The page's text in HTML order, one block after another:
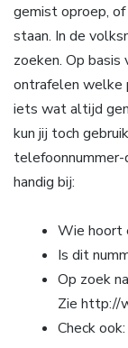
gemist oproep,
staan. In de
zoeken. Op basis
ontrafelen welke
iets wat altijd
kun jij toch
handig bij:
Wie hoort
Is dit
Op zoek
Zie http://
Check ook: